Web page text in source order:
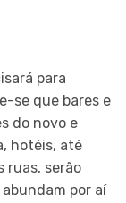
para
se que bares e
do novo e
hotéis, até
ruas, serão
por aí